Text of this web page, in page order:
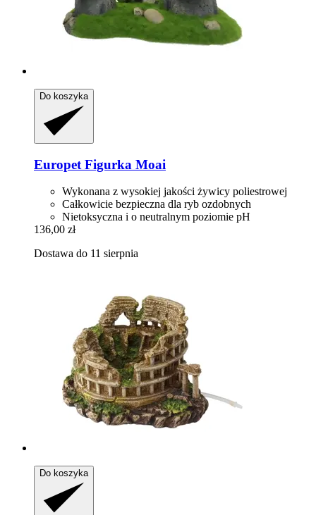
Do koszyka
Europet Figurka Moai
Wykonana z wysokiej jakości żywicy poliestrowej
Całkowicie bezpieczna dla ryb ozdobnych
Nietoksyczna i o neutralnym poziomie pH
136,00 zł
Dostawa do 11 sierpnia
Do koszyka